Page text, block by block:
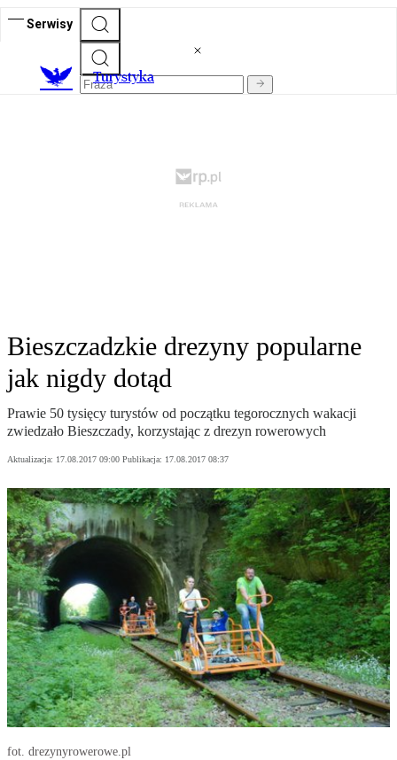
Serwisy
Turystyka
Bieszczadzkie drezyny popularne
jak nigdy dotąd
Prawie 50 tysięcy turystów od początku tegorocznych wakacji
zwiedzało Bieszczady, korzystając z drezyn rowerowych
Aktualizacja: 17.08.2017 09:00 Publikacja: 17.08.2017 08:37
fot. drezynyrowerowe.pl